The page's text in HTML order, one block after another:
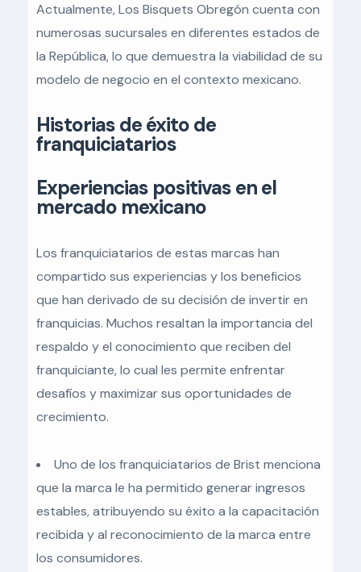
Actualmente, Los Bisquets Obregón cuenta con
numerosas sucursales en diferentes estados de
la República, lo que demuestra la viabilidad de su
modelo de negocio en el contexto mexicano.
Historias de éxito de
franquiciatarios
Experiencias positivas en el
mercado mexicano
Los franquiciatarios de estas marcas han
compartido sus experiencias y los beneficios
que han derivado de su decisión de invertir en
franquicias. Muchos resaltan la importancia del
respaldo y el conocimiento que reciben del
franquiciante, lo cual les permite enfrentar
desafíos y maximizar sus oportunidades de
crecimiento.
Uno de los franquiciatarios de Brist menciona
que la marca le ha permitido generar ingresos
estables, atribuyendo su éxito a la capacitación
recibida y al reconocimiento de la marca entre
los consumidores.